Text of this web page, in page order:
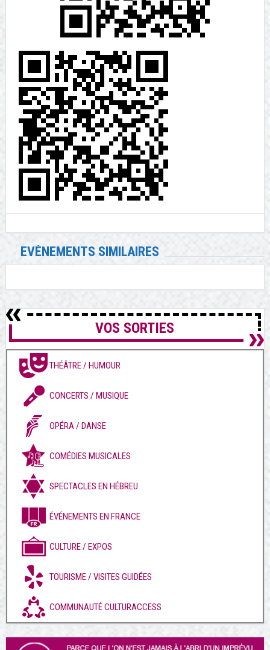
EVÉNEMENTS SIMILAIRES
VOS SORTIES
THÉÂTRE / HUMOUR
CONCERTS / MUSIQUE
OPÉRA / DANSE
COMÉDIES MUSICALES
SPECTACLES EN HÉBREU
ÉVÉNEMENTS EN FRANCE
CULTURE / EXPOS
TOURISME / VISITES GUIDÉES
COMMUNAUTÉ CULTURACCESS